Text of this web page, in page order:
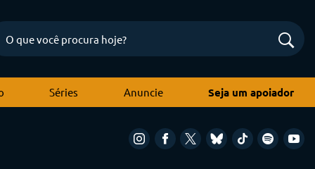
Séries Anuncie Seja um apoiador